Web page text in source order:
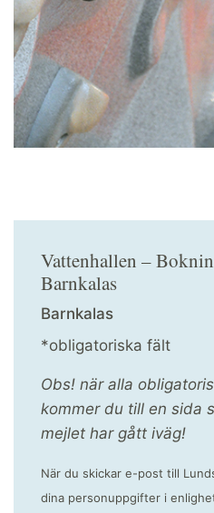
Vattenhallen –
Barnkalas
Barnkalas
*obligatoriska fält
Obs! när alla
kommer du till en sida
mejlet har gått iväg!
När du skickar e-post till
dina personuppgifter i